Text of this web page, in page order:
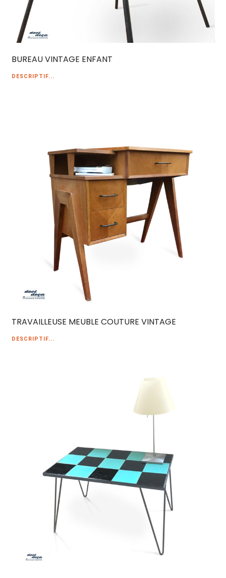
BUREAU VINTAGE ENFANT
DESCRIPTIF...
TRAVAILLEUSE MEUBLE COUTURE VINTAGE
DESCRIPTIF...